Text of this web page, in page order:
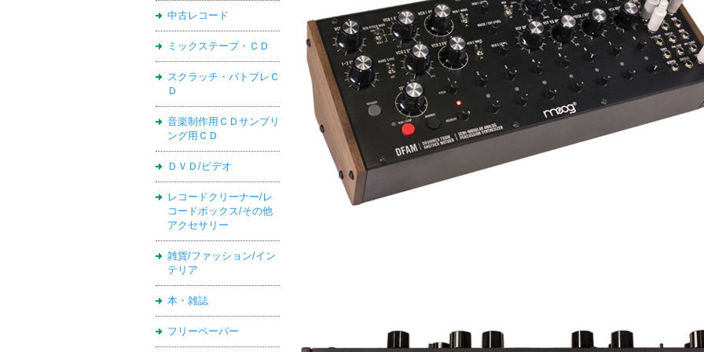
中古レコード
ミックステープ・ＣＤ
スクラッチ・バトブレＣ
Ｄ
音楽制作用ＣＤサンプリ
ング用ＣＤ
ＤＶＤ/ビデオ
レコードクリーナー/レ
コードボックス/その他
アクセサリー
雑貨/ファッション/イン
テリア
本・雑誌
フリーペーパー